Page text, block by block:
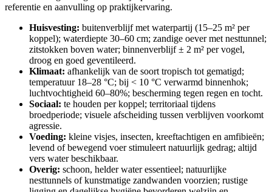
referentie en aanvulling op praktijkervaring.
Huisvesting: buitenverblijf met waterpartij (15–25 m² per
koppel); waterdiepte 30–60 cm; zandige oever met nesttunnel;
zitstokken boven water; binnenverblijf ± 2 m² per vogel,
droog en goed geventileerd.
Klimaat: afhankelijk van de soort tropisch tot gematigd;
temperatuur 18–28 °C; bij < 10 °C verwarmd binnenhok;
luchtvochtigheid 60–80%; bescherming tegen regen en tocht.
Sociaal: te houden per koppel; territoriaal tijdens
broedperiode; visuele afscheiding tussen verblijven voorkomt
agressie.
Voeding: kleine visjes, insecten, kreeftachtigen en amfibieën;
levend of bewegend voer stimuleert natuurlijk gedrag; altijd
vers water beschikbaar.
Overig: schoon, helder water essentieel; natuurlijke
nesttunnels of kunstmatige zandwanden voorzien; rustige